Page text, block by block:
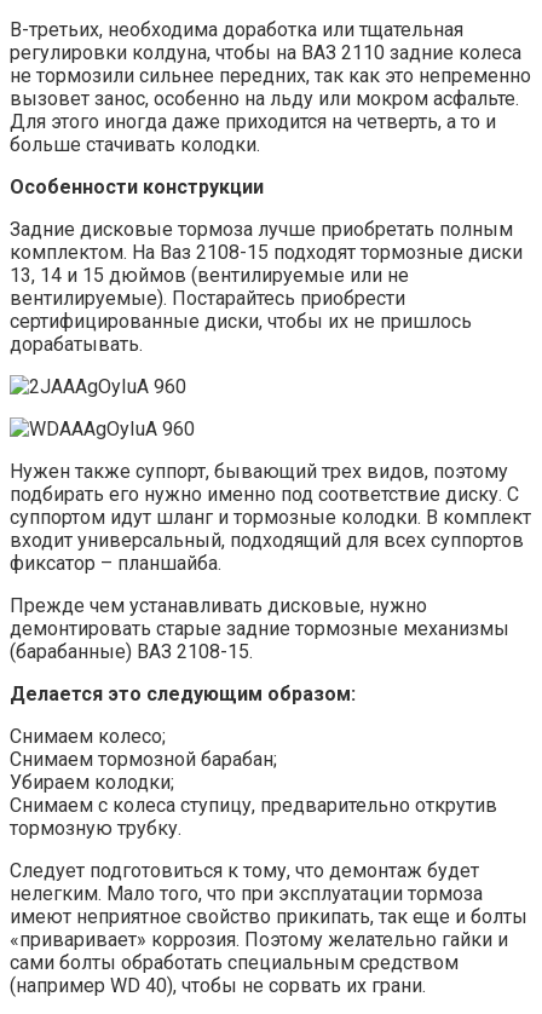
В-третьих, необходима доработка или тщательная
регулировки колдуна, чтобы на ВАЗ 2110 задние колеса
не тормозили сильнее передних, так как это непременно
вызовет занос, особенно на льду или мокром асфальте.
Для этого иногда даже приходится на четверть, а то и
больше стачивать колодки.
Особенности конструкции
Задние дисковые тормоза лучше приобретать полным
комплектом. На Ваз 2108-15 подходят тормозные диски
13, 14 и 15 дюймов (вентилируемые или не
вентилируемые). Постарайтесь приобрести
сертифицированные диски, чтобы их не пришлось
дорабатывать.
Нужен также суппорт, бывающий трех видов, поэтому
подбирать его нужно именно под соответствие диску. С
суппортом идут шланг и тормозные колодки. В комплект
входит универсальный, подходящий для всех суппортов
фиксатор – планшайба.
Прежде чем устанавливать дисковые, нужно
демонтировать старые задние тормозные механизмы
(барабанные) ВАЗ 2108-15.
Делается это следующим образом:
Снимаем колесо;
Снимаем тормозной барабан;
Убираем колодки;
Снимаем с колеса ступицу, предварительно открутив
тормозную трубку.
Следует подготовиться к тому, что демонтаж будет
нелегким. Мало того, что при эксплуатации тормоза
имеют неприятное свойство прикипать, так еще и болты
«приваривает» коррозия. Поэтому желательно гайки и
сами болты обработать специальным средством
(например WD 40), чтобы не сорвать их грани.